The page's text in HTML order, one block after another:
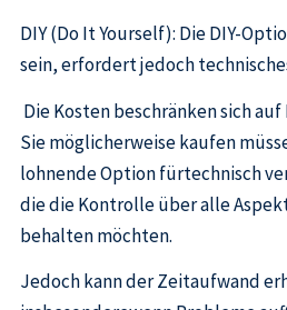
DIY (Do It Yourself): Die DIY-
sein, erfordert jedoch
Die Kosten beschränken sich
Sie möglicherweise kaufen
lohnende Option fürtechnisch
die die Kontrolle über alle
behalten möchten.
Jedoch kann der Zeitaufwand